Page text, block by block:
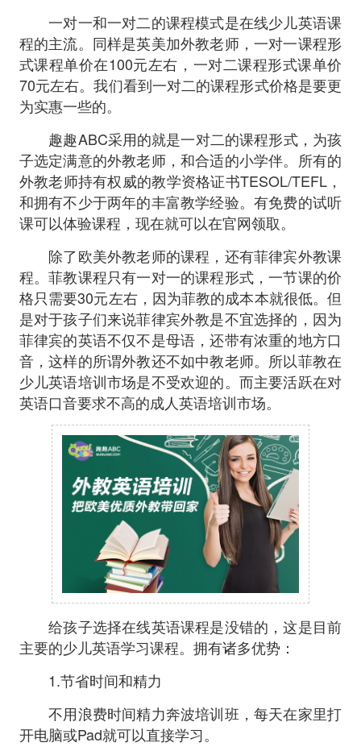
一对一和一对二的课程模式是在线少儿英语课
程的主流。同样是英美加外教老师，一对一课程形
式课程单价在100元左右，一对二课程形式课单价
70元左右。我们看到一对二的课程形式价格是要更
为实惠一些的。
趣趣ABC采用的就是一对二的课程形式，为孩
子选定满意的外教老师，和合适的小学伴。所有的
外教老师持有权威的教学资格证书TESOL/TEFL，
和拥有不少于两年的丰富教学经验。有免费的试听
课可以体验课程，现在就可以在官网领取。
除了欧美外教老师的课程，还有菲律宾外教课
程。菲教课程只有一对一的课程形式，一节课的价
格只需要30元左右，因为菲教的成本本就很低。但
是对于孩子们来说菲律宾外教是不宜选择的，因为
菲律宾的英语不仅不是母语，还带有浓重的地方口
音，这样的所谓外教还不如中教老师。所以菲教在
少儿英语培训市场是不受欢迎的。而主要活跃在对
英语口音要求不高的成人英语培训市场。
给孩子选择在线英语课程是没错的，这是目前
主要的少儿英语学习课程。拥有诸多优势：
1.节省时间和精力
不用浪费时间精力奔波培训班，每天在家里打
开电脑或Pad就可以直接学习。